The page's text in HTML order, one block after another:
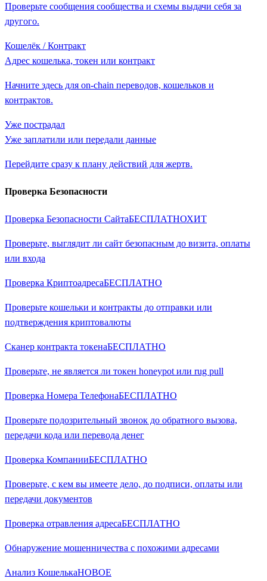
Проверьте сообщения сообщества и схемы выдачи себя за
другого.
Кошелёк / Контракт
Адрес кошелька, токен или контракт
Начните здесь для on-chain переводов, кошельков и
контрактов.
Уже пострадал
Уже заплатили или передали данные
Перейдите сразу к плану действий для жертв.
Проверка Безопасности
Проверка Безопасности СайтаБЕСПЛАТНОХИТ
Проверьте, выглядит ли сайт безопасным до визита, оплаты
или входа
Проверка КриптоадресаБЕСПЛАТНО
Проверьте кошельки и контракты до отправки или
подтверждения криптовалюты
Сканер контракта токенаБЕСПЛАТНО
Проверьте, не является ли токен honeypot или rug pull
Проверка Номера ТелефонаБЕСПЛАТНО
Проверьте подозрительный звонок до обратного вызова,
передачи кода или перевода денег
Проверка КомпанииБЕСПЛАТНО
Проверьте, с кем вы имеете дело, до подписи, оплаты или
передачи документов
Проверка отравления адресаБЕСПЛАТНО
Обнаружение мошенничества с похожими адресами
Анализ КошелькаНОВОЕ